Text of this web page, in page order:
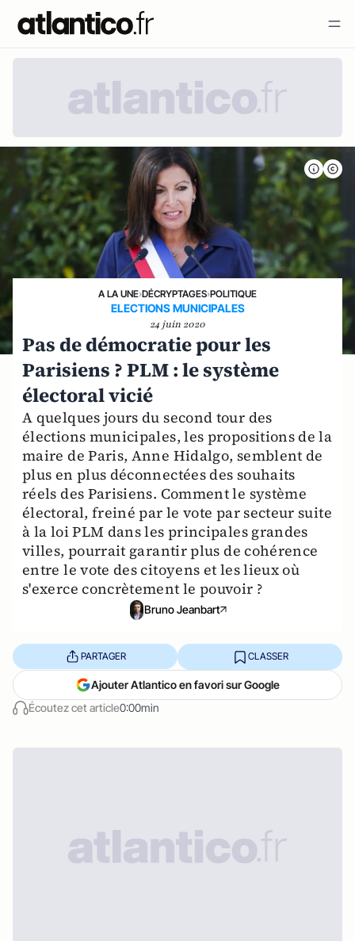
A LA UNE›DÉCRYPTAGES›POLITIQUE
ELECTIONS MUNICIPALES
24 juin 2020
Pas de démocratie pour les
Parisiens ? PLM : le système
électoral vicié
A quelques jours du second tour des
élections municipales, les propositions de la
maire de Paris, Anne Hidalgo, semblent de
plus en plus déconnectées des souhaits
réels des Parisiens. Comment le système
électoral, freiné par le vote par secteur suite
à la loi PLM dans les principales grandes
villes, pourrait garantir plus de cohérence
entre le vote des citoyens et les lieux où
s'exerce concrètement le pouvoir ?
Bruno Jeanbart
Écoutez cet article0:00min
PARTAGER CLASSER
Ajouter Atlantico en favori sur Google